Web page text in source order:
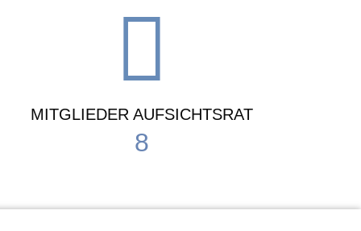
MITGLIEDER AUFSICHTSRAT
8